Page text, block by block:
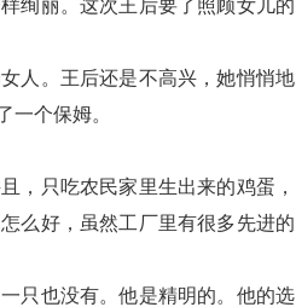
绚丽。这次王后要了照顾女儿的
人。王后还是不高兴，她悄悄地
一个保姆。
，只吃农民家里生出来的鸡蛋，
么好，虽然工厂里有很多先进的
只也没有。他是精明的。他的选